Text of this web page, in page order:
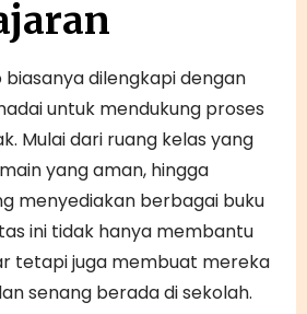
biasanya dilengkapi dengan
untuk mendukung proses
Mulai dari ruang kelas yang
yang aman, hingga
menyediakan berbagai buku
ini tidak hanya membantu
tetapi juga membuat mereka
senang berada di sekolah.